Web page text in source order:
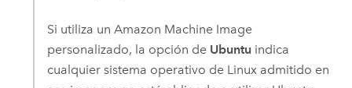
Si utiliza un Amazon Machine Image
personalizado, la opción de Ubuntuindica
cualquier sistema operativo de Linuxadmitido en